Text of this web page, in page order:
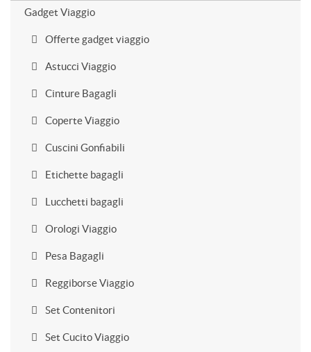
Gadget Viaggio
Offerte gadget viaggio
Astucci Viaggio
Cinture Bagagli
Coperte Viaggio
Cuscini Gonfiabili
Etichette bagagli
Lucchetti bagagli
Orologi Viaggio
Pesa Bagagli
Reggiborse Viaggio
Set Contenitori
Set Cucito Viaggio